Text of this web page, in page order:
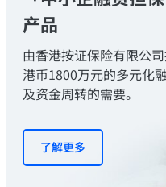
产品
由香港按证保险有限公
港币1800万元的多元化
及资金周转的需要。
了解更多